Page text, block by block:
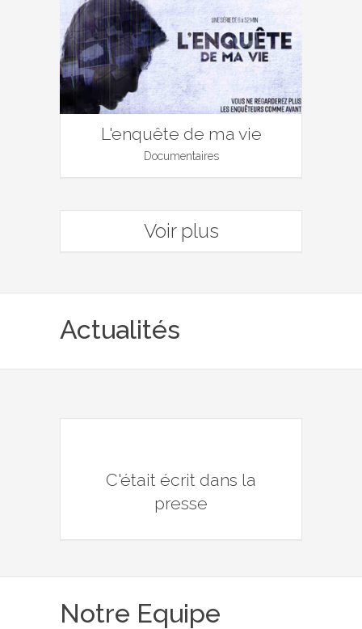
L'enquête de ma vie
Documentaires
Voir plus
Actualités
C'était écrit dans la
presse
Notre Equipe